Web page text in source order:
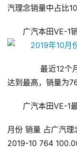
汽理念销量中占比
广汽本田VE-1
最近12个月
达到最高，销量为
广汽本田VE-1
月份 销量 占广汽
2019-10 764